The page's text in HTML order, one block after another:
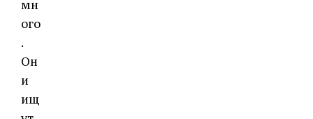
мн
ого
.
Он
и
ищ